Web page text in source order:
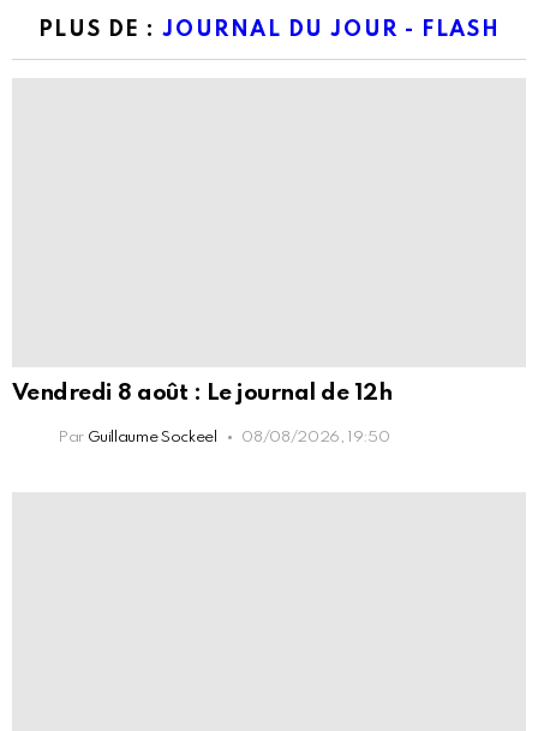
PLUS DE :JOURNAL DU JOUR - FLASH
Vendredi 8 août : Le journal de 12h
Par Guillaume Sockeel 08/08/2026, 19:50